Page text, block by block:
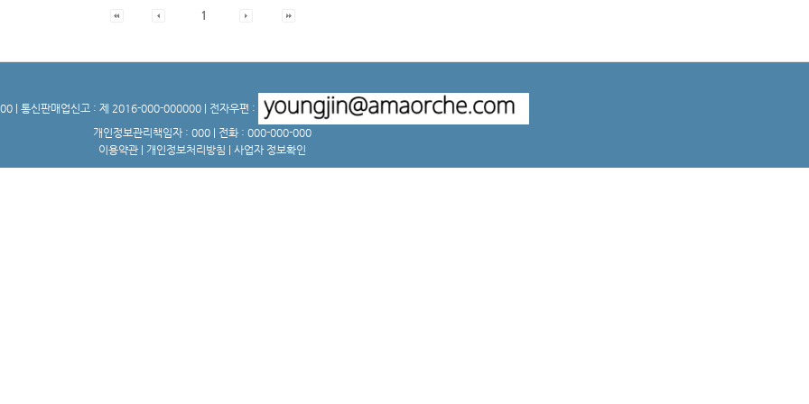
1
| 통신판매업신고 : 제 2016-000-000000 | 전자우편 :
개인정보관리책임자 : 000 | 전화 : 000-000-000
이용약관
개인정보처리방침 사업자 정보확인